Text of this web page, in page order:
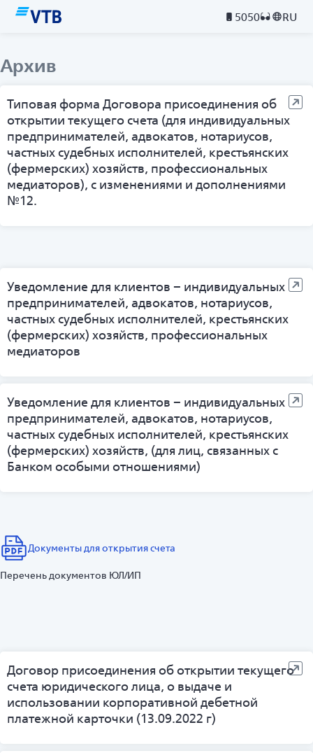
5050 RU
Архив
Типовая форма Договора присоединения об
открытии текущего счета (для индивидуальных
предпринимателей, адвокатов, нотариусов,
частных судебных исполнителей, крестьянских
(фермерских) хозяйств, профессиональных
медиаторов), с изменениями и дополнениями
№12.
Уведомление для клиентов – индивидуальных
предпринимателей, адвокатов, нотариусов,
частных судебных исполнителей, крестьянских
(фермерских) хозяйств, профессиональных
медиаторов
Уведомление для клиентов – индивидуальных
предпринимателей, адвокатов, нотариусов,
частных судебных исполнителей, крестьянских
(фермерских) хозяйств, (для лиц, связанных с
Банком особыми отношениями)
Документы для открытия счета
Перечень документов ЮЛ/ИП
Договор присоединения об открытии текущего
счета юридического лица, о выдаче и
использовании корпоративной дебетной
платежной карточки (13.09.2022 г)